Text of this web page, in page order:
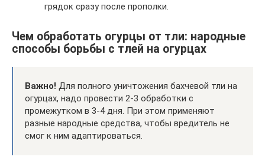
грядок сразу после прополки.
Чем обработать огурцы от тли: народные
способы борьбы с тлей на огурцах
Важно! Для полного уничтожения бахчевой тли на
огурцах, надо провести 2-3 обработки с
промежутком в 3-4 дня. При этом применяют
разные народные средства, чтобы вредитель не
смог к ним адаптироваться.